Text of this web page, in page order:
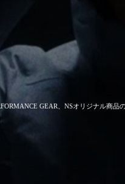
GEAR、NSオリジナル商